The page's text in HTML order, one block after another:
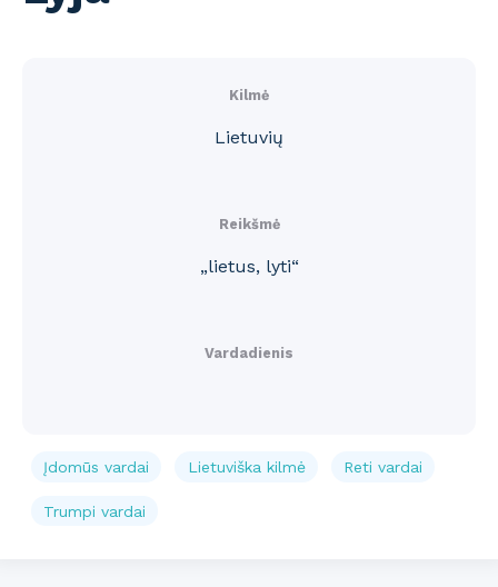
Kilmė
Lietuvių
Reikšmė
„lietus, lyti“
Vardadienis
Įdomūs vardai Lietuviška kilmė Reti vardai
Trumpi vardai